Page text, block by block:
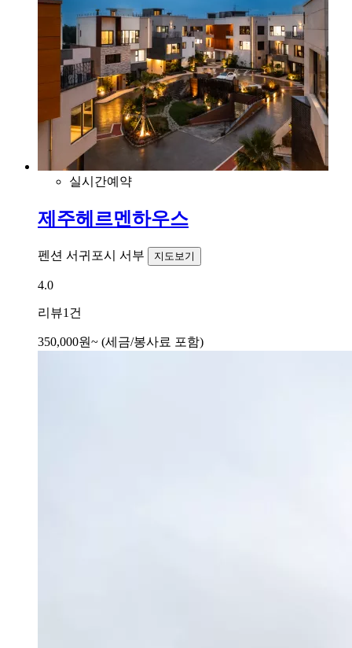
실시간예약
제주헤르멘하우스
펜션 서귀포시 서부 지도보기
4.0
리뷰1건
350,000원~ (세금/봉사료 포함)